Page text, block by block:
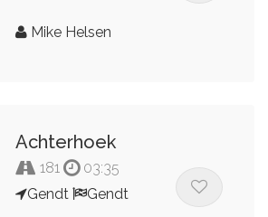
Mike Helsen
Achterhoek
181
03:35
Gendt
Gendt